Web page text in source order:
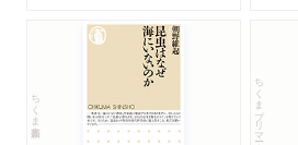
ちくま新書 ちくまプリマー新書